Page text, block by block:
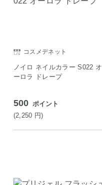
コスメデネット
ノイロ ネイルカラー S022 オ
ーロラ ドレープ
500 ポイント
(2,250 円)